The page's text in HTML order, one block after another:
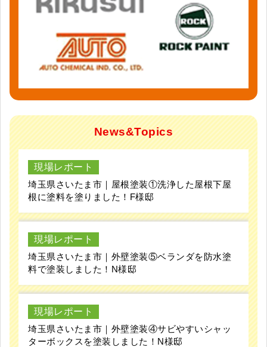
現場レポート
埼玉県さいたま市｜屋根塗装①洗浄した屋根下屋
現場レポート
埼玉県さいたま市｜外壁塗装⑤ベランダを防水塗
料で塗装しました！N様邸
現場レポート
埼玉県さいたま市｜外壁塗装④サビやすいシャッ
ターボックスを塗装しました！N様邸